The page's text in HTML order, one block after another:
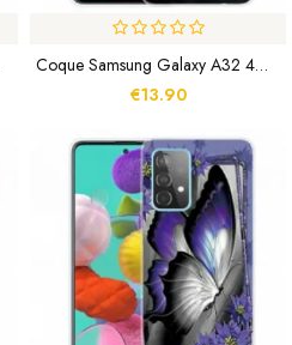
Coque Samsung Galaxy A32 4G Rêve De Chiot
€13.90